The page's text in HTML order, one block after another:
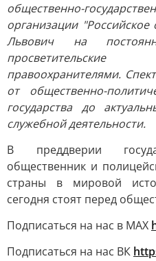
общественно-
организации
Львович на
правоохранителями.
от общественно-
государства до
служебной деятельности.
В преддверии
общественник и
страны в мировой
сегодня стоят перед
Подписаться на нас в МАХ
Подписаться на нас ВК